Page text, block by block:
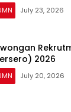
July 23, 2026
2026
July 20, 2026